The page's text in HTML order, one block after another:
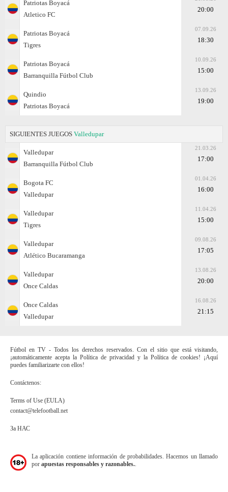
Patriotas Boyacá
Atletico FC
20:00
Patriotas Boyacá
Tigres
07.09.26
18:30
Patriotas Boyacá
Barranquilla Fútbol Club
10.09.26
15:00
Quindio
Patriotas Boyacá
13.09.26
19:00
SIGUIENTES JUEGOS Valledupar
Valledupar
Barranquilla Fútbol Club
21.03.26
17:00
Bogota FC
Valledupar
01.04.26
16:00
Valledupar
Tigres
11.04.26
15:00
Valledupar
Atlético Bucaramanga
09.08.26
17:05
Valledupar
Once Caldas
13.08.26
20:00
Once Caldas
Valledupar
16.08.26
21:15
Fútbol en TV - Todos los derechos reservados. Con el sitio que está visitando,
¡automáticamente acepta la Política de privacidad y la Política de cookies! ¡Aquí
puedes familiarizarte con ellos!
Contáctenos:
Terms of Use (EULA)
contact@telefootball.net
За НАС
La aplicación contiene información de probabilidades. Hacemos un llamado
por apuestas responsables y razonables.